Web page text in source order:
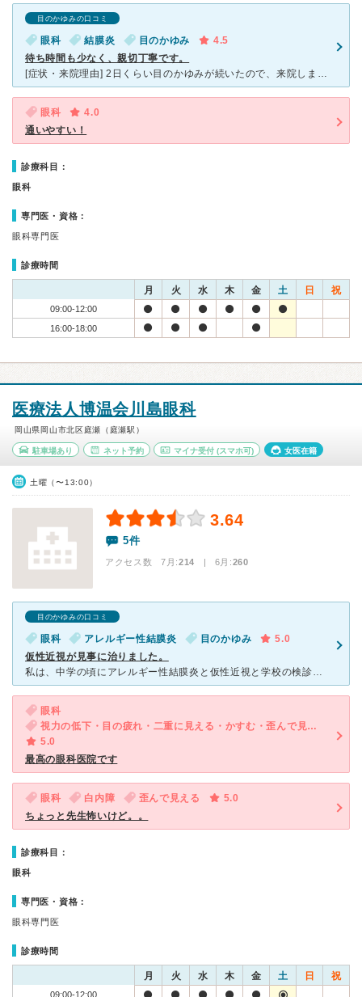
目のかゆみの口コミ
眼科 結膜炎 目のかゆみ
4.5
待ち時間も少なく、親切丁寧です。
[症状・来院理由] 2日くらい目のかゆみが続いたので、来院しました。予約優先とのことだったので、一応予約しましたが、予約なしでも大丈夫なようです。待ち時間は5分程度でした。院内は広くはないですが、キ
眼科
4.0
通いやすい！
診療科目：
眼科
専門医・資格：
眼科専門医
診療時間
月 火 水 木 金 土 日 祝
09:00-12:00
16:00-18:00
医療法人博温会川島眼科
岡山県岡山市北区庭瀬（庭瀬駅）
駐車場あり ネット予約 マイナ受付 (スマホ可) 女医在籍
土曜（〜13:00）
3.64
5件
アクセス数 7月:214 | 6月:260
目のかゆみの口コミ
眼科 アレルギー性結膜炎 目のかゆみ
5.0
仮性近視が見事に治りました。
私は、中学の頃にアレルギー性結膜炎と仮性近視と学校の検診で受け、眼科に通い始めました。 目薬もしたことがなく、ましてや眼科にも行ったことがなかったので不安でいっぱいでした。 いってみて感じたこ
眼科
視力の低下・目の疲れ・二重に見える・かすむ・歪んで見える
5.0
最高の眼科医院です
眼科 白内障 歪んで見える
5.0
ちょっと先生怖いけど。。
診療科目：
眼科
専門医・資格：
眼科専門医
診療時間
月 火 水 木 金 土 日 祝
09:00-12:00